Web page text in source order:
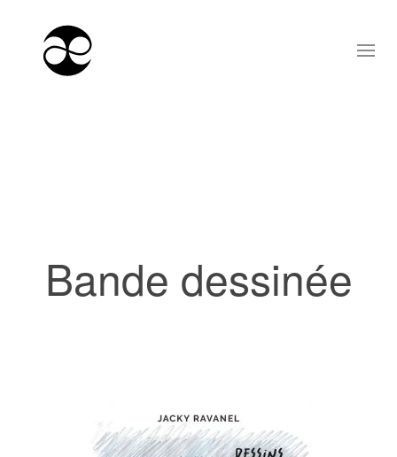
Bande dessinée